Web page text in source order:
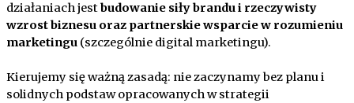
działaniach jestbudowanie siły brandu i rzeczywisty
wzrost biznesu oraz partnerskie wsparcie w rozumieniu
marketingu (szczególnie digital marketingu).
Kierujemy się ważną zasadą: nie zaczynamy bez planu i
solidnych podstaw opracowanych w strategii